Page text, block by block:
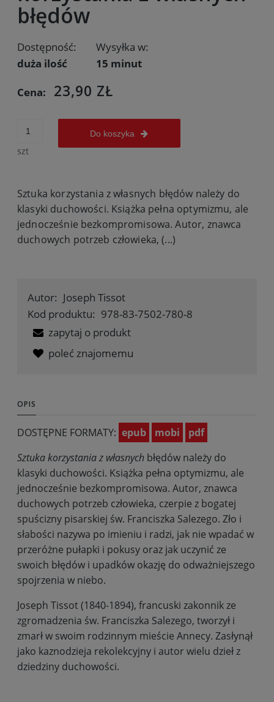
błędów
Dostępność:
duża ilość
Wysyłka w:
15 minut
Cena: 23,90 ZŁ
szt
Do koszyka
Sztuka korzystania z własnych błędów należy do
klasyki duchowości. Książka pełna optymizmu, ale
jednocześnie bezkompromisowa. Autor, znawca
duchowych potrzeb człowieka, (...)
Autor: Joseph Tissot
Kod produktu: 978-83-7502-780-8
zapytaj o produkt
poleć znajomemu
OPIS
DOSTĘPNE FORMATY: epub mobi
pdf
Sztuka korzystania z własnych błędów należy do
klasyki duchowości. Książka pełna optymizmu, ale
jednocześnie bezkompromisowa. Autor, znawca
duchowych potrzeb człowieka, czerpie z bogatej
spuścizny pisarskiej św. Franciszka Salezego. Zło i
słabości nazywa po imieniu i radzi, jak nie wpadać w
przeróżne pułapki i pokusy oraz jak uczynić ze
swoich błędów i upadków okazję do odważniejszego
spojrzenia w niebo.
Joseph Tissot (1840-1894), francuski zakonnik ze
zgromadzenia św. Franciszka Salezego, tworzył i
zmarł w swoim rodzinnym mieście Annecy. Zasłynął
jako kaznodzieja rekolekcyjny i autor wielu dzieł z
dziedziny duchowości.